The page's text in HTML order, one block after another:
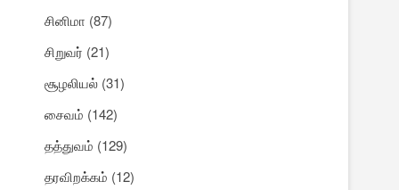
சினிமா (87)
சிறுவர் (21)
சூழலியல் (31)
சைவம் (142)
தத்துவம் (129)
தரவிறக்கம் (12)